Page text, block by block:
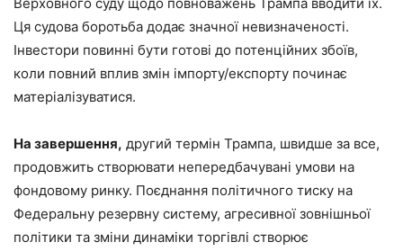
Ця судова боротьба додає значної невизначеності.
Інвестори повинні бути готові до потенційних збоїв,
коли повний вплив змін імпорту/експорту починає
матеріалізуватися.
На завершення, другий термін Трампа, швидше за все,
продовжить створювати непередбачувані умови на
фондовому ринку. Поєднання політичного тиску на
Федеральну резервну систему, агресивної зовнішньої
політики та зміни динаміки торгівлі створює